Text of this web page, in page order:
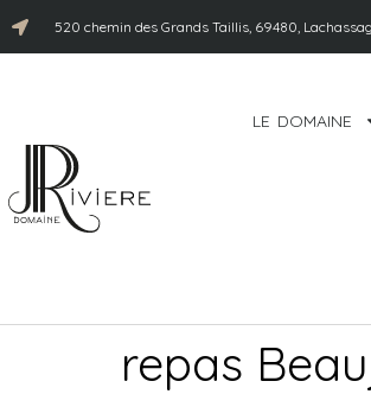
520 chemin des Grands Taillis, 69480,
LE DOMAINE
repas